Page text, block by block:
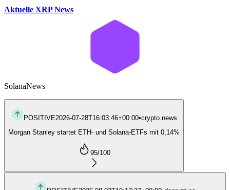
Aktuelle XRP News
SolanaNews
POSITIVE2026-07-28T16:03:46+00:00•crypto.news
Morgan Stanley startet ETH- und Solana-ETFs mit 0,14%
95/100